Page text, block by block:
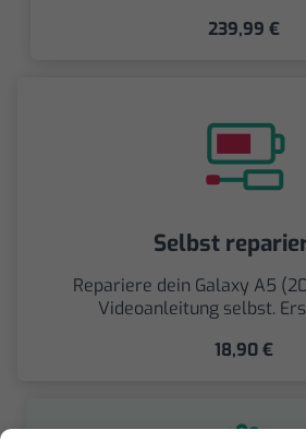
239,99 €
Selbst
Repariere dein Galaxy A5
Videoanleitung selbst.
18,90 €